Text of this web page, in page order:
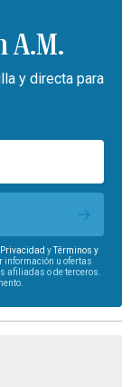
A.M.
y directa para
yTérminos y
información u ofertas
afiliadas o de terceros.